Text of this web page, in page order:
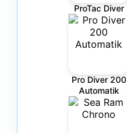
ProTac Diver
Pro Diver 200
Automatik